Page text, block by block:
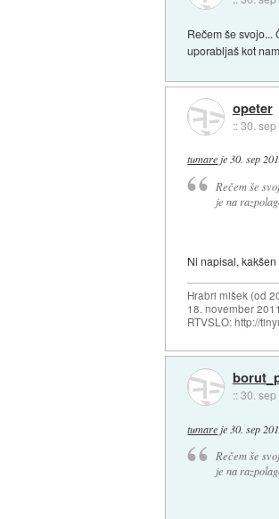
Rečem še svojo...
uporabljaš kot
opeter
::30.
tumareje30. sep
Rečem še
je na
Ni napisal,
Hrabri mišek (od
18. november
RTVSLO: http://
::30.
tumare je 30. sep
Rečem še
je na